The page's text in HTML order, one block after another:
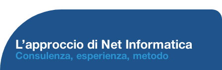
L’approccio di Net Informatica
Consulenza, esperienza, metodo